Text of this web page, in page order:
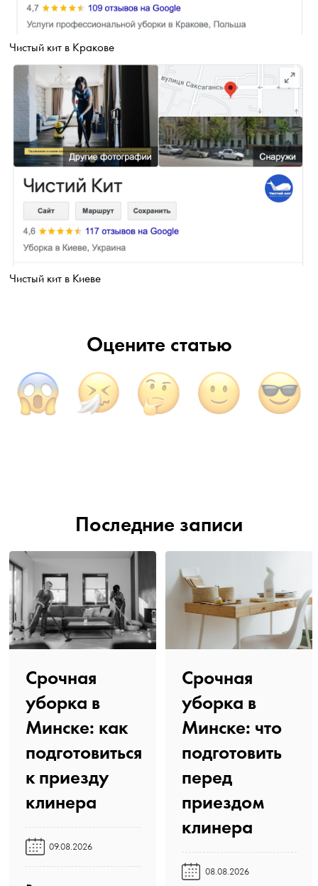
Чистый кит в Кракове
Чистый кит в Киеве
Оцените статью
Последние записи
Срочная
уборка в
Минске: как
подготовиться
к приезду
клинера️
09.08.2026
Срочная
уборка в
Минске: что
подготовить
перед
приездом
клинера️
08.08.2026